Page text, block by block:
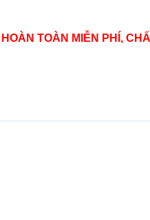
HOÀN TOÀN MIỄN PHÍ,